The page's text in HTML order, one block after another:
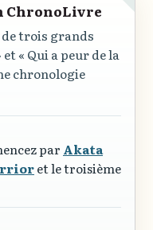
ChronoLivre
trois grands
et« Qui a peur de la
chronologie
par Akata
et le troisième